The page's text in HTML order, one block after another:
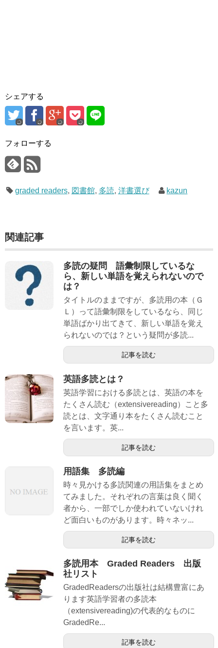
シェアする
フォローする
graded readers, 図書館, 多読, 洋書選び kazun
関連記事
多読の疑問 語彙制限しているな
ら、新しい単語を覚えられないので
は？
タイトルのままですが、多読用の本（Ｇ
Ｌ）って語彙制限をしているなら、同じ
単語ばかり出てきて、新しい単語を覚え
られないのでは？という疑問が多読...
記事を読む
英語多読とは？
英語学習における多読とは、英語の本を
たくさん読む（extensivereading）こと多
読とは、文字通り本をたくさん読むこと
を言います。英...
記事を読む
用語集 多読編
時々見かける多読関連の用語集をまとめ
てみました。それぞれの言葉は良く聞く
者から、一部でしか使われていないけれ
ど面白いものがあります。時々ネッ...
記事を読む
多読用本 Graded Readers 出版
社リスト
GradedReadersの出版社は結構豊富にあ
ります英語学習者の多読本
（extensivereading)の代表的なものに
GradedRe...
記事を読む